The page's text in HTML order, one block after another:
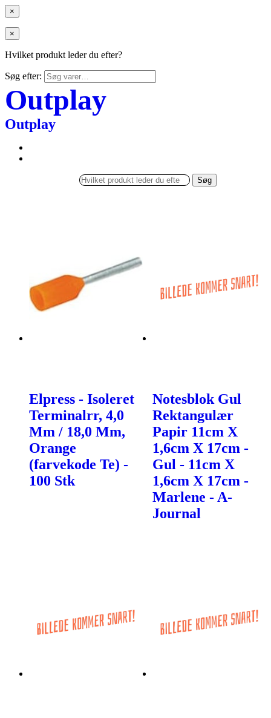
×
×
Hvilket produkt leder du efter?
Søg efter:
Outplay
Outplay
Søg
Elpress - Isoleret
Terminalrr, 4,0
Mm / 18,0 Mm,
Orange
(farvekode Te) -
100 Stk
Notesblok Gul
Rektangulær
Papir 11cm X
1,6cm X 17cm -
Gul - 11cm X
1,6cm X 17cm -
Marlene - A-
Journal